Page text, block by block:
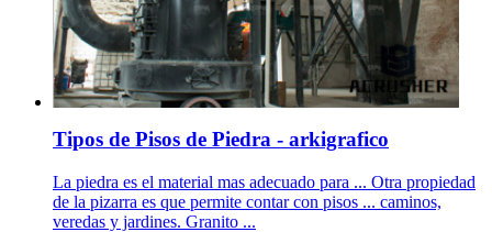
Tipos de Pisos de Piedra - arkigrafico
La piedra es el material mas adecuado para ... Otra propiedad
de la pizarra es que permite contar con pisos ... caminos,
veredas y jardines. Granito ...